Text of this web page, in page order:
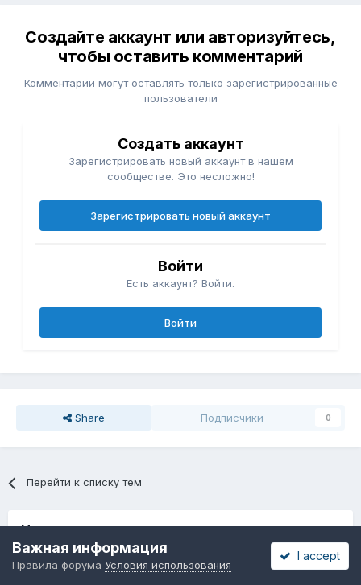
Создайте аккаунт или авторизуйтесь,
чтобы оставить комментарий
Комментарии могут оставлять только зарегистрированные
пользователи
Создать аккаунт
Зарегистрировать новый аккаунт в нашем
сообществе. Это несложно!
Зарегистрировать новый аккаунт
Войти
Есть аккаунт? Войти.
Войти
Share Подписчики 0
Перейти к списку тем
Недавно просматривали0 пользователей
Ни один зарегистрированный пользователь не просматривает
Важная информация
Правила форума Условия использования
I accept